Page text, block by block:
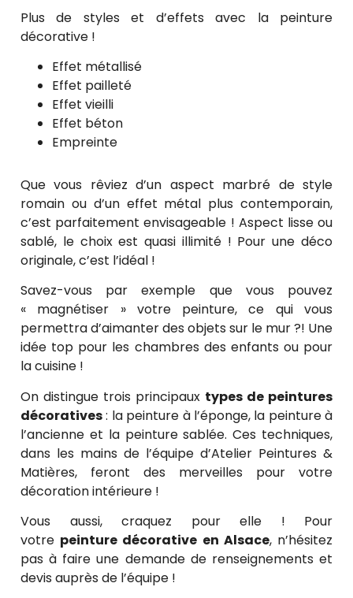
Plus de styles et d’effets avec la peinture
décorative !
Effet métallisé
Effet pailleté
Effet vieilli
Effet béton
Empreinte
Que vous rêviez d’un aspect marbré de style
romain ou d’un effet métal plus contemporain,
c’est parfaitement envisageable ! Aspect lisse ou
sablé, le choix est quasi illimité ! Pour une déco
originale, c’est l’idéal !
Savez-vous par exemple que vous pouvez
« magnétiser » votre peinture, ce qui vous
permettra d’aimanter des objets sur le mur ?! Une
idée top pour les chambres des enfants ou pour
la cuisine !
On distingue trois principaux types de peintures
décoratives: la peinture à l’éponge, la peinture à
l’ancienne et la peinture sablée. Ces techniques,
dans les mains de l’équipe d’Atelier Peintures &
Matières, feront des merveilles pour votre
décoration intérieure !
Vous aussi, craquez pour elle ! Pour
votre peinture décorative en Alsace, n’hésitez
pas à faire une demande de renseignements et
devis auprès de l’équipe !